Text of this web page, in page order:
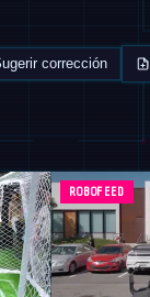
corrección
ROBOFEED